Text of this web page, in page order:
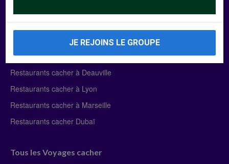
Manger Cacher
Liste des restaurants cacher
Restaurants cacher à Paris
Restaurants cacher à Deauville
Restaurants cacher à Lyon
Restaurants cacher à Marseille
Restaurants cacher Dubaï
Tous les Voyages cacher
JE REJOINS LE GROUPE